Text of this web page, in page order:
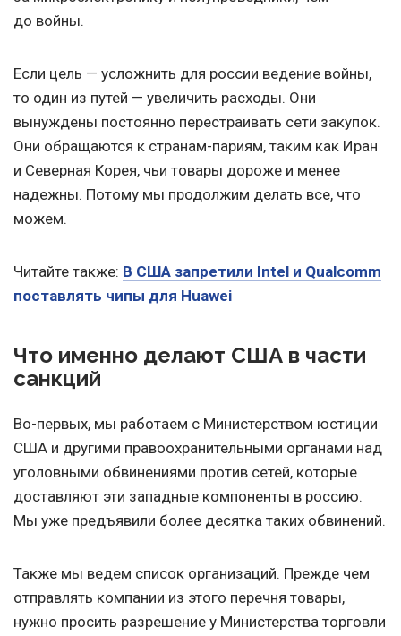
до войны.
Если цель — усложнить для россии ведение войны,
то один из путей — увеличить расходы. Они
вынуждены постоянно перестраивать сети закупок.
Они обращаются к странам-париям, таким как Иран
и Северная Корея, чьи товары дороже и менее
надежны. Потому мы продолжим делать все, что
можем.
Читайте также: В США запретили Intel и Qualcomm
поставлять чипы для Huawei
Что именно делают США в части
санкций
Во-первых, мы работаем с Министерством юстиции
США и другими правоохранительными органами над
уголовными обвинениями против сетей, которые
доставляют эти западные компоненты в россию.
Мы уже предъявили более десятка таких обвинений.
Также мы ведем список организаций. Прежде чем
отправлять компании из этого перечня товары,
нужно просить разрешение у Министерства торговли